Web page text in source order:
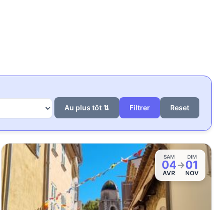
Au plus tôt ⇅
Reset
SAM
04
AVR
→
DIM
01
NOV